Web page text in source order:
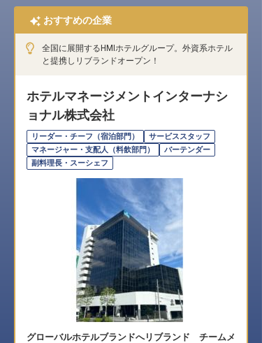
よくある質問
ホテル・宿泊業界情報コラム
無料 転職サポートに申し込む
採用をお考えの企業様へ
おすすめの企業
全国に展開するHMIホテルグループ。外資系ホテル
と提携しリブランドオープン！
ホテルマネージメントインターナシ
ョナル株式会社
リーダー・チーフ（宿泊部門）
サービススタッフ
マネージャー・支配人（料飲部門）
バーテンダー
副料理長・スーシェフ
グローバルホテルブランドへリブランド チームメ